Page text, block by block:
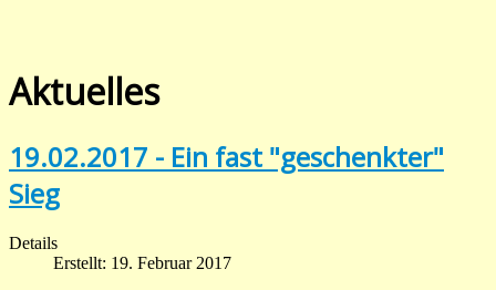
Aktuelles
19.02.2017 - Ein fast "geschenkter"
Sieg
Details
Erstellt: 19. Februar 2017